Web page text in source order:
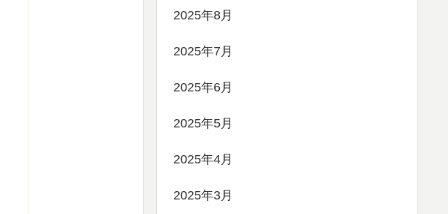
2025年8月
2025年7月
2025年6月
2025年5月
2025年4月
2025年3月